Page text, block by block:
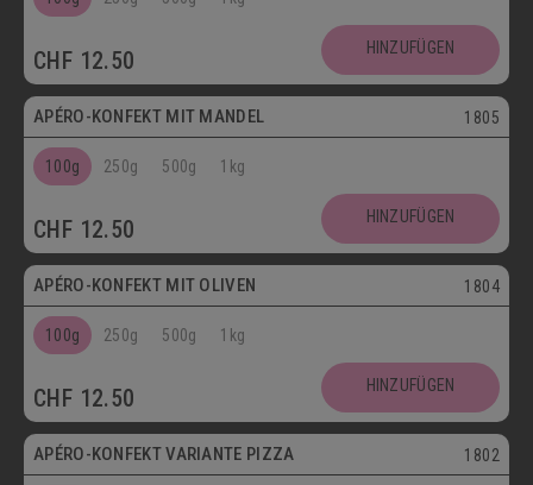
CHF 12.50 HINZUFÜGEN
Vegetarisch
APÉRO-KONFEKT MIT MANDEL 1805
100g 250g 500g 1kg
CHF 12.50 HINZUFÜGEN
Vegetarisch
APÉRO-KONFEKT MIT OLIVEN 1804
100g 250g 500g 1kg
CHF 12.50 HINZUFÜGEN
APÉRO-KONFEKT VARIANTE PIZZA 1802